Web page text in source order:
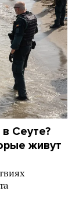
Сеуте?
живут